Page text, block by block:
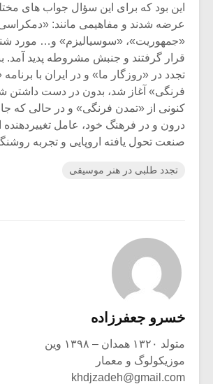
این بود که برای این سؤال جواب های
عرضه شدند و مفاهیمی مانند:
«جمهوریت»، «سوسیالیزم» و… مورد
قرار گرفتند و جنبش مشروطه پدید آمد.
تجدد در «روزگار ما» و در ایران با
فرنگی» آغاز شد، بدون در دست داشتن
کنونی از «تمدن فرنگی» و در حالی که
درون و در فرهنگ خود، عامل تغییردهنده
صنعت تحول یافته اروپایی و تجربه
تجدد طلبی در هنر موسیقی
خسرو جعفرزاده
متولد ۱۳۲۰ همدان – ۱۳۹۸ وین
موزیکولوگ و معمار
khdjzadeh@gmail.com